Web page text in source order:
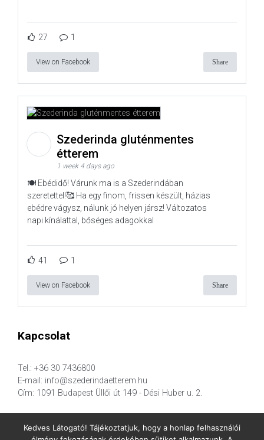
27 1
View on Facebook Share
Szederinda gluténmentes
étterem
1 week 4 days ago
🍽️ Ebédidő! Várunk ma is a Szederindában
szeretettel!🥰 Ha egy finom, frissen készült, házias
ebédre vágysz, nálunk jó helyen jársz! Változatos
napi kínálattal, bőséges adagokkal
41 1
View on Facebook Share
Kapcsolat
Tel.: +36 30 7436800
E-mail: info@szederindaetterem.hu
Cím: 1091 Budapest Üllői út 149 - Dési Huber u. 2.
Kedves Látogató! Tájékoztatjuk, hogy a honlap felhasználói